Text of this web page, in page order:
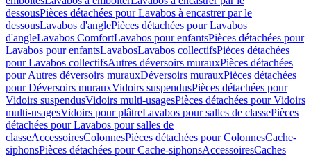
dessousPièces détachées pour Lavabos à encastrer par le
dessousLavabos d'anglePièces détachées pour Lavabos
d'angleLavabos ComfortLavabos pour enfantsPièces détachées pour
Lavabos pour enfantsLavabosLavabos collectifsPièces détachées
pour Lavabos collectifsAutres déversoirs murauxPièces détachées
pour Autres déversoirs murauxDéversoirs murauxPièces détachées
pour Déversoirs murauxVidoirs suspendusPièces détachées pour
Vidoirs suspendusVidoirs multi-usagesPièces détachées pour Vidoirs
multi-usagesVidoirs pour plâtreLavabos pour salles de classePièces
détachées pour Lavabos pour salles de
classeAccessoiresColonnesPièces détachées pour ColonnesCache-
siphonsPièces détachées pour Cache-siphonsAccessoiresCaches